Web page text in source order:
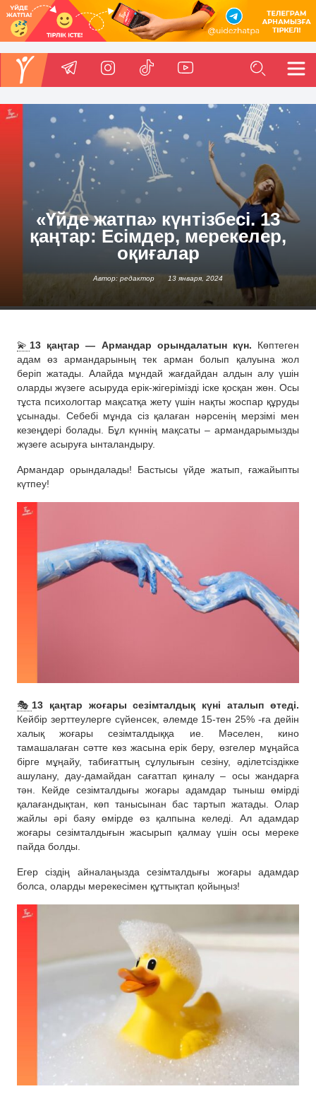
«Үйде жатпа» күнтізбесі. 13
қаңтар: Есімдер, мерекелер,
оқиғалар
Автор: редактор 13 января, 2024
💫13 қаңтар — Армандар орындалатын күн. Көптеген
адам өз армандарының тек арман болып қалуына жол
беріп жатады. Алайда мұндай жағдайдан алдын алу үшін
оларды жүзеге асыруда ерік-жігерімізді іске қосқан жөн. Осы
тұста психологтар мақсатқа жету үшін нақты жоспар құруды
ұсынады. Себебі мұнда сіз қалаған нәрсенің мерзімі мен
кезеңдері болады. Бұл күннің мақсаты – армандарымызды
жүзеге асыруға ынталандыру.
Армандар орындалады! Бастысы үйде жатып, ғажайыпты
күтпеу!
🎭 13 қаңтар жоғары сезімталдық күні аталып өтеді.
Кейбір зерттеулерге сүйенсек, әлемде 15-тен 25% -ға дейін
халық жоғары сезімталдыққа ие. Мәселен, кино
тамашалаған сәтте көз жасына ерік беру, өзгелер мұңайса
бірге мұңайу, табиғаттың сұлулығын сезіну, әділетсіздікке
ашулану, дау-дамайдан сағаттап қиналу – осы жандарға
тән. Кейде сезімталдығы жоғары адамдар тыныш өмірді
қалағандықтан, көп танысынан бас тартып жатады. Олар
жайлы әрі баяу өмірде өз қалпына келеді. Ал адамдар
жоғары сезімталдығын жасырып қалмау үшін осы мереке
пайда болды.
Егер сіздің айналаңызда сезімталдығы жоғары адамдар
болса, оларды мерекесімен құттықтап қойыңыз!